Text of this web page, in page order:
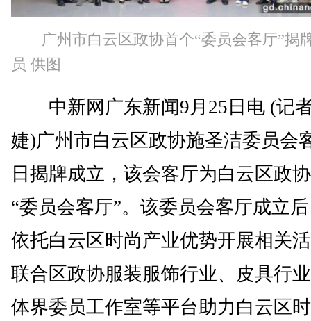
广州市白云区政协首个“委员会客厅”揭
员 供图
中新网广东新闻9月25日电 (记
婕)广州市白云区政协施圣洁委员会
日揭牌成立，该会客厅为白云区政
“委员会客厅”。该委员会客厅成立
依托白云区时尚产业优势开展相关
联合区政协服装服饰行业、皮具行
体界委员工作室等平台助力白云区